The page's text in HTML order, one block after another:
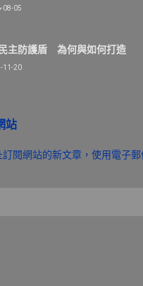
08-05
主防護盾 為何與如何打造
11-20
站
閱網站的新文章，使用電子